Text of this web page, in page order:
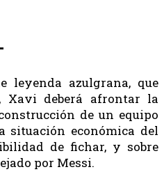
leyenda azulgrana, que
Xavi deberá afrontar la
de un equipo
situación económica del
de fichar, y sobre
por Messi.